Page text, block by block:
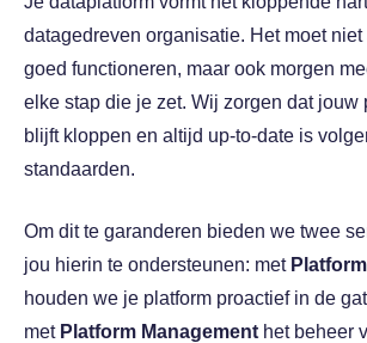
Over InSpark
Werken bij InSpark
datagedreven organisatie. Het moet
goed functioneren, maar ook morgen
elke stap die je zet. Wij zorgen dat jouw
blijft kloppen en altijd up-to-date is
standaarden.
Om dit te garanderen bieden we twee
jou hierin te ondersteunen: met
houden we je platform proactief in de
met Platform Management het beheer